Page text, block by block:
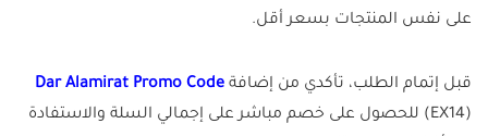
على نفس المنتجات بسعر أقل.
قبل إتمام الطلب، تأكدي من إضافة Dar Alamirat Promo Code
(EX14) للحصول على خصم مباشر على إجمالي السلة والاستفادة